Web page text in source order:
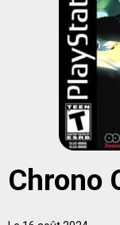
Chrono